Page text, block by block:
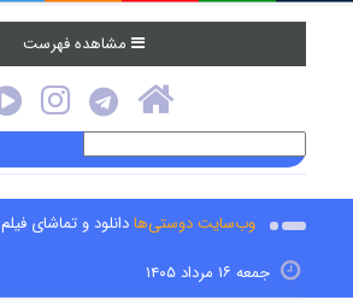
مشاهده فهرست
وب‌سایت دوستی‌هادانلود و تماشای فیلم
جمعه ۱۶ مرداد ۱۴۰۵